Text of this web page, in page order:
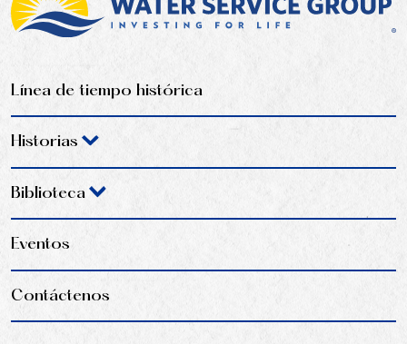
Línea de tiempo histórica
Historias
Biblioteca
Eventos
Contáctenos